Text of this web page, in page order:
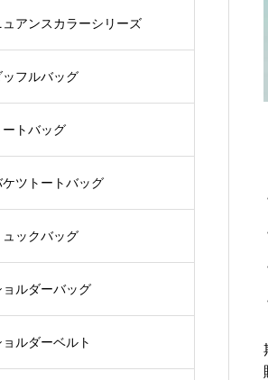
ュアンスカラーシリーズ
ッフルバッグ
ートバッグ
ケツトートバッグ
ュックバッグ
ョルダーバッグ
ョルダーベルト